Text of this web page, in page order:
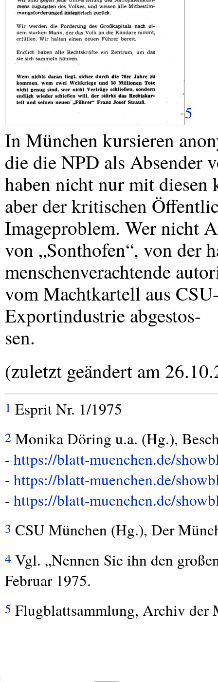
5
In München kursieren
die dieNPD als Absender
haben nicht nur mit
aber der kritischen
Imageproblem. Wer nicht
von „Sonthofen“, von der
menschenverachtende
vom Machtkartell aus CSU
Exportindustrie abgestos-
sen.
(zuletzt geändert am
1 Esprit Nr. 1/1975
2 Monika Döring u.a. (Hg.),
- https://blatt-muenchen.de/
- https://blatt-muenchen.de/
- https://blatt-muenchen.de/
3 CSU München (Hg.), Der
4 Vgl. „Nennen Sie ihn den
Februar 1975.
5 Flugblattsammlung, Archiv der